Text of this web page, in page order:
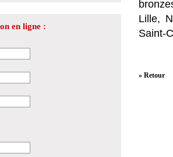
en ligne :
Lille,
Saint-
» Retour